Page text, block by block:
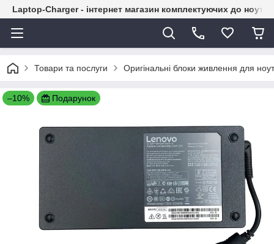
Laptop-Charger - інтернет магазин комплектуючих до
Товари та послуги Оригінальні блоки живлення для
–10% Подарунок